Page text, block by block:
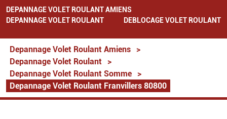
DEPANNAGE VOLET ROULANT AMIENS
DEPANNAGE VOLET ROULANT
DEBLOCAGE VOLET ROULANT
Depannage Volet Roulant Amiens
>
Depannage Volet Roulant
>
Depannage Volet Roulant Somme
>
Depannage Volet Roulant Franvillers 80800